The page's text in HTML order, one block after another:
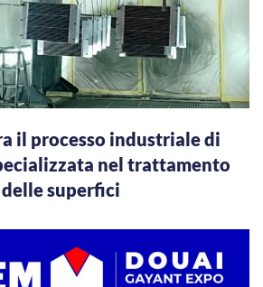
il processo industriale di
nel trattamento
delle superfici